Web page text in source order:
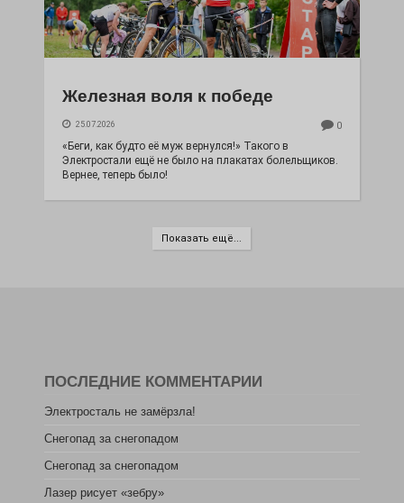
Железная воля к победе
25.07.2026 0
«Беги, как будто её муж вернулся!» Такого в
Электростали ещё не было на плакатах болельщиков.
Вернее, теперь было!
Показать ещё...
ПОСЛЕДНИЕ КОММЕНТАРИИ
Электросталь не замёрзла!
Снегопад за снегопадом
Снегопад за снегопадом
Лазер рисует «зебру»